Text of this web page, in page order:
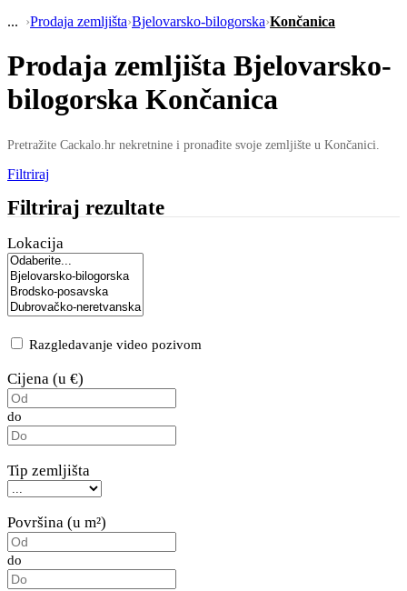
›Prodaja zemljišta›Bjelovarsko-bilogorska›Končanica
Prodaja zemljišta Bjelovarsko-
bilogorska Končanica
Pretražite Cackalo.hr nekretnine i pronađite svoje zemljište u Končanici.
Filtriraj
Filtriraj rezultate
Lokacija
Razgledavanje video pozivom
Cijena (u €)
do
Tip zemljišta
Površina (u m²)
do